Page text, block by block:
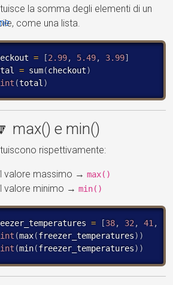
la somma degli elementi di un
come una lista.
= [2.99, 5.49, 3.99]
= sum(checkout)
(total )
max() e min()
rispettivamente:
valore massimo → max()
valore minimo → min()
= [38, 32 , 41 ,
(max(freezer_temperatures) )
(min(freezer_temperatures) )